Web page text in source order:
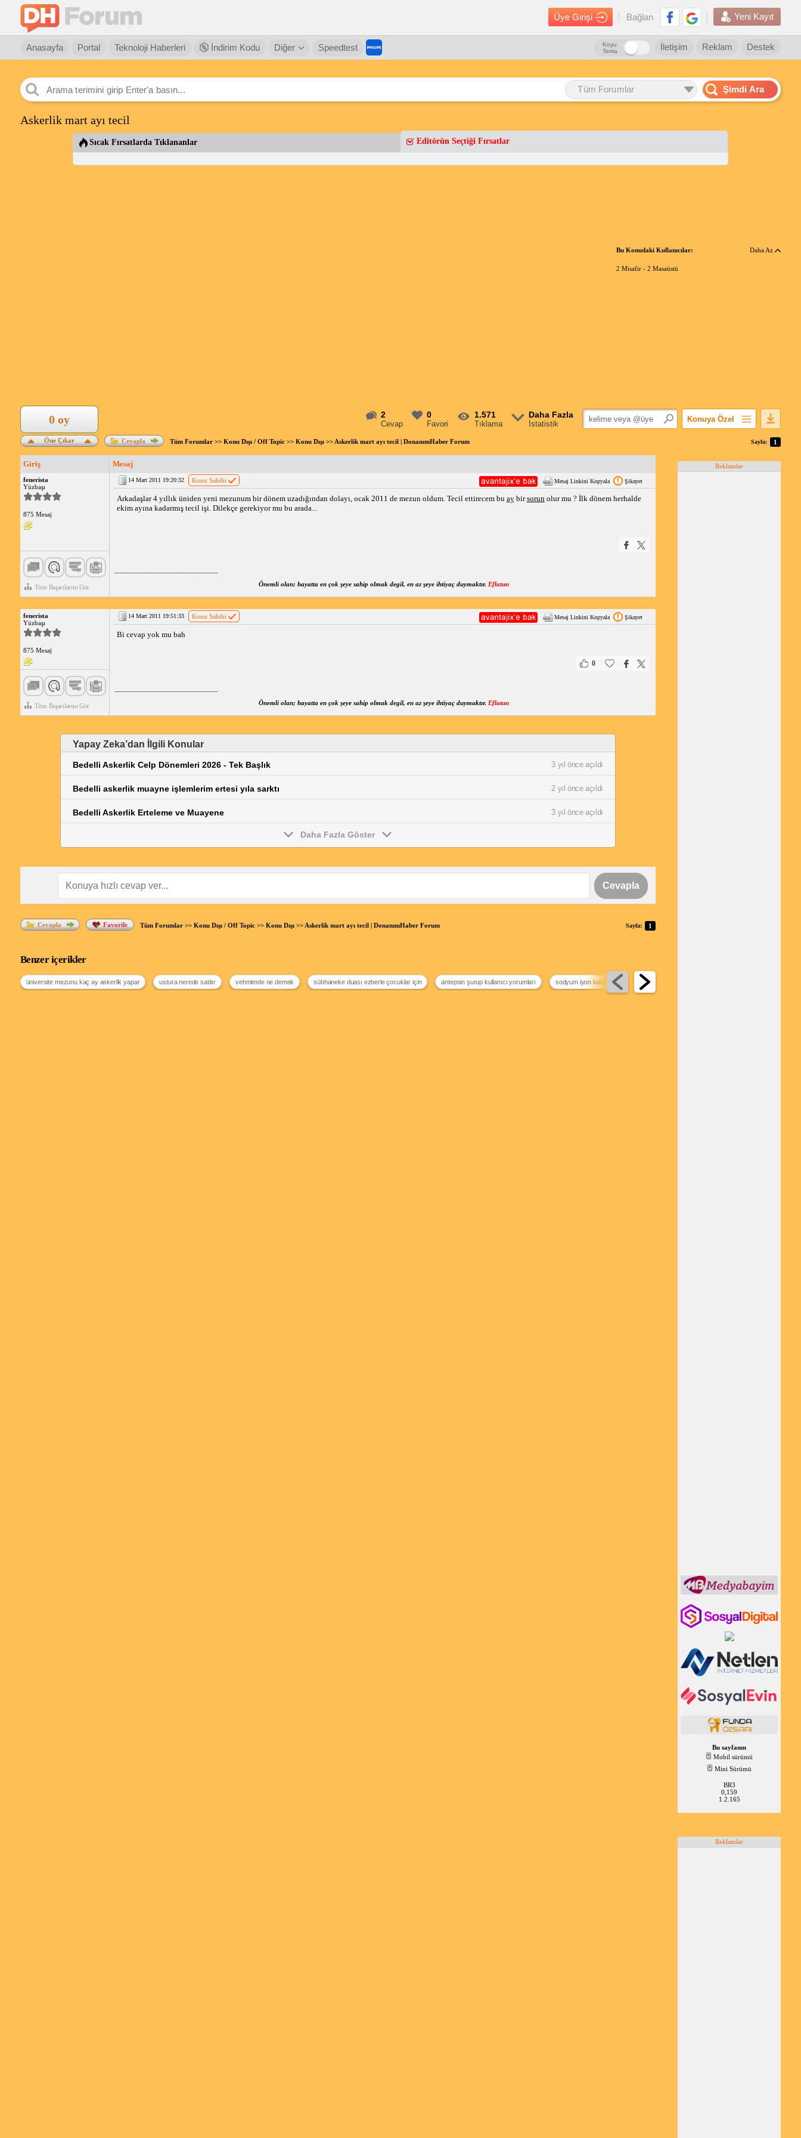
Üye Girişi Bağlan Yeni Kayıt
Anasayfa Portal Teknoloji Haberleri İndirim Kodu Diğer Speedtest Destek
Reklam
İletişim
Koyu
Tema
Tüm Forumlar Şimdi Ara
Askerlik mart ayı tecil
Sıcak Fırsatlarda Tıklananlar Editörün Seçtiği Fırsatlar
Bu Konudaki Kullanıcılar: Daha Az
2 Misafir - 2 Masaüstü
2
Cevap
0
Favori
1.571
Tıklama
Daha Fazla
İstatistik
Konuya Özel
Popüler Mesajlar
Öne Çıkar
0 oy
Cevapla Tüm Forumlar>> Konu Dışı / Off Topic>> Konu Dışı>> Askerlik mart ayı tecil | DonanımHaber Forum Sayfa: 1
Giriş Mesaj
fenerista
Yüzbaşı
875 Mesaj
Tüm Başarılarını Gör
14 Mart 2011 19:20:32 Konu Sahibi Mesaj Linkini Kopyala Şikayet
Arkadaşlar 4 yıllık üniden yeni mezunum bir dönem uzadığından dolayı, ocak 2011 de mezun oldum. Tecil ettirecem bu aybirsorunolur mu ? İlk dönem herhalde
ekim ayına kadarmış tecil işi. Dilekçe gerekiyor mu bu arada...
Önemli olan; hayatta en çok şeye sahip olmak degil, en az şeye ihtiyaç duymaktır. Eflatun
fenerista
Yüzbaşı
875 Mesaj
Tüm Başarılarını Gör
14 Mart 2011 19:51:33 Konu Sahibi Mesaj Linkini Kopyala Şikayet
Bi cevap yok mu bah
0
Önemli olan; hayatta en çok şeye sahip olmak degil, en az şeye ihtiyaç duymaktır. Eflatun
Yapay Zeka’dan İlgili Konular
Bedelli Askerlik Celp Dönemleri 2026 - Tek Başlık 3 yıl önce açıldı
Bedelli askerlik muayne işlemlerim ertesi yıla sarktı 2 yıl önce açıldı
Bedelli Askerlik Erteleme ve Muayene 3 yıl önce açıldı
Daha Fazla Göster
Cevapla
Sayfa: 1
Cevapla Favorile Tüm Forumlar>> Konu Dışı / Off Topic>> Konu Dışı>> Askerlik mart ayı tecil | DonanımHaber Forum
Benzer içerikler
üniversite mezunu kaç ay askerlik yapar ustura nerede satılır vehmimde ne demek sübhaneke duası ezberle çocuklar için antepsin şurup kullanıcı yorumları sodyum iyon batarya elektrikli bebek arabası
Reklamlar
Bu sayfanın
Mobil sürümü
Mini Sürümü
BR3
0,159
1.2.165
Reklamlar